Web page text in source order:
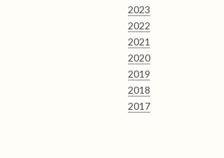
2023
2022
2021
2020
2019
2018
2017